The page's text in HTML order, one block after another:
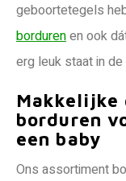
geboortetegels
bordurenen ook
erg leuk staat in
Makkelijke
borduren
een baby
Ons assortiment